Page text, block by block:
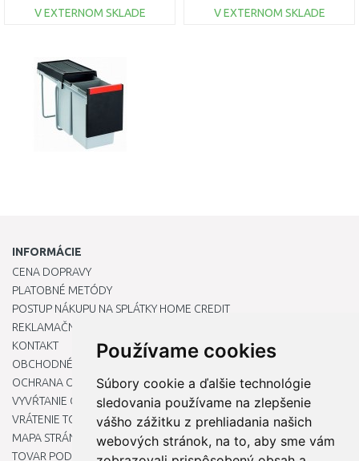
Používame cookies
Súbory cookie a ďalšie technológie
sledovania používame na zlepšenie
vášho zážitku z prehliadania našich
webových stránok, na to, aby sme vám
V EXTERNOM SKLADE
Porovnať
V EXTERNOM SKLADE
INFORMÁCIE
CENA DOPRAVY
PLATOBNÉ METÓDY
POSTUP NÁKUPU NA SPLÁTKY HOME CREDIT
REKLAMAČNÝ PORIADOK
KONTAKT
OBCHODNÉ PODMIENKY
OCHRANA OSOBNÝCH ÚDAJOV
VYVŔTANIE OTVORU DO DREZU PRE KUCHYNSKÚ BATÉRIU
VRÁTENIE TOVARU / REKLAMÁCIE
MAPA STRÁNOK
TOVAR PODĽA ZNAČIEK